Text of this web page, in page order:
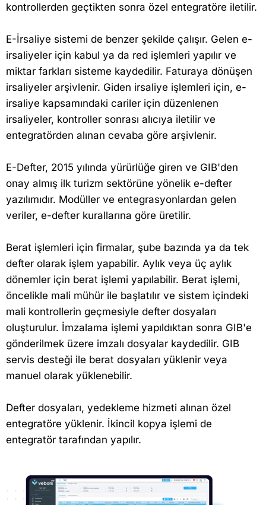
kontrollerden geçtikten sonra özel entegratöre iletilir.
E-İrsaliye sistemi de benzer şekilde çalışır. Gelen e-
irsaliyeler için kabul ya da red işlemleri yapılır ve
miktar farkları sisteme kaydedilir. Faturaya dönüşen
irsaliyeler arşivlenir. Giden irsaliye işlemleri için, e-
irsaliye kapsamındaki cariler için düzenlenen
irsaliyeler, kontroller sonrası alıcıya iletilir ve
entegratörden alınan cevaba göre arşivlenir.
E-Defter, 2015 yılında yürürlüğe giren ve GIB'den
onay almış ilk turizm sektörüne yönelik e-defter
yazılımıdır. Modüller ve entegrasyonlardan gelen
veriler, e-defter kurallarına göre üretilir.
Berat işlemleri için firmalar, şube bazında ya da tek
defter olarak işlem yapabilir. Aylık veya üç aylık
dönemler için berat işlemi yapılabilir. Berat işlemi,
öncelikle mali mühür ile başlatılır ve sistem içindeki
mali kontrollerin geçmesiyle defter dosyaları
oluşturulur. İmzalama işlemi yapıldıktan sonra GIB'e
gönderilmek üzere imzalı dosyalar kaydedilir. GIB
servis desteği ile berat dosyaları yüklenir veya
manuel olarak yüklenebilir.
Defter dosyaları, yedekleme hizmeti alınan özel
entegratöre yüklenir. İkincil kopya işlemi de
entegratör tarafından yapılır.